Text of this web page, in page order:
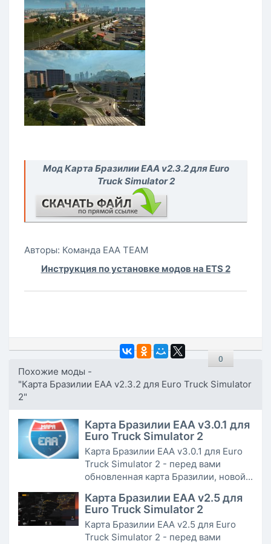
Мод Карта Бразилии ЕАА v2.3.2 для Euro
Truck Simulator 2
Авторы: Команда EAA TEAM
Инструкция по установке модов на ETS 2
0
Похожие моды -
"Карта Бразилии ЕАА v2.3.2 для Euro Truck Simulator
2"
Карта Бразилии EAA v3.0.1 для
Euro Truck Simulator 2
Карта Бразилии EAA v3.0.1 для Euro
Truck Simulator 2 - перед вами
обновленная карта Бразилии, новой...
Карта Бразилии EAA v2.5 для
Euro Truck Simulator 2
Карта Бразилии EAA v2.5 для Euro
Truck Simulator 2 - перед вами